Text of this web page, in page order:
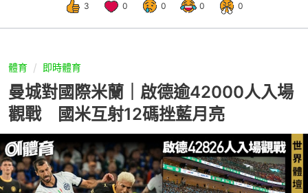
3 0 0 0 0
體育 即時體育
曼城對國際米蘭｜啟德逾42000人入場
觀戰 國米互射12碼挫藍月亮